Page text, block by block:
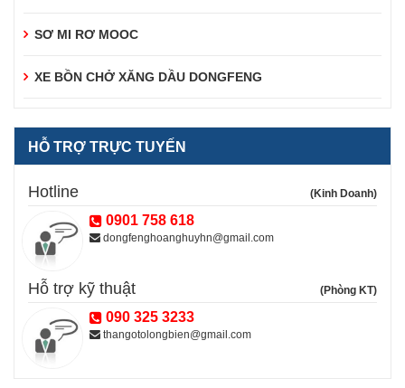
SƠ MI RƠ MOOC
XE BỒN CHỞ XĂNG DẦU DONGFENG
HỖ TRỢ TRỰC TUYẾN
Hotline (Kinh Doanh)
0901 758 618
dongfenghoanghuyhn@gmail.com
Hỗ trợ kỹ thuật (Phòng KT)
090 325 3233
thangotolongbien@gmail.com